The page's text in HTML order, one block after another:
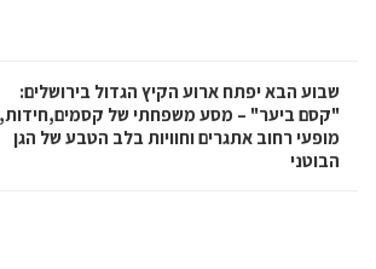
שבוע הבא יפתח ארוע הקיץ הגדול בירושלים:
"קסם ביער" – מסע משפחתי של קסמים,חידות,
מופעי רחוב אתגרים וחוויות בלב הטבע של הגן
הבוטני